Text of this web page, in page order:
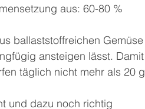
aus: 60-80 %
ballaststoffreichen Gemüse
ansteigen lässt. Damit
täglich nicht mehr als 20 g
und dazu noch richtig